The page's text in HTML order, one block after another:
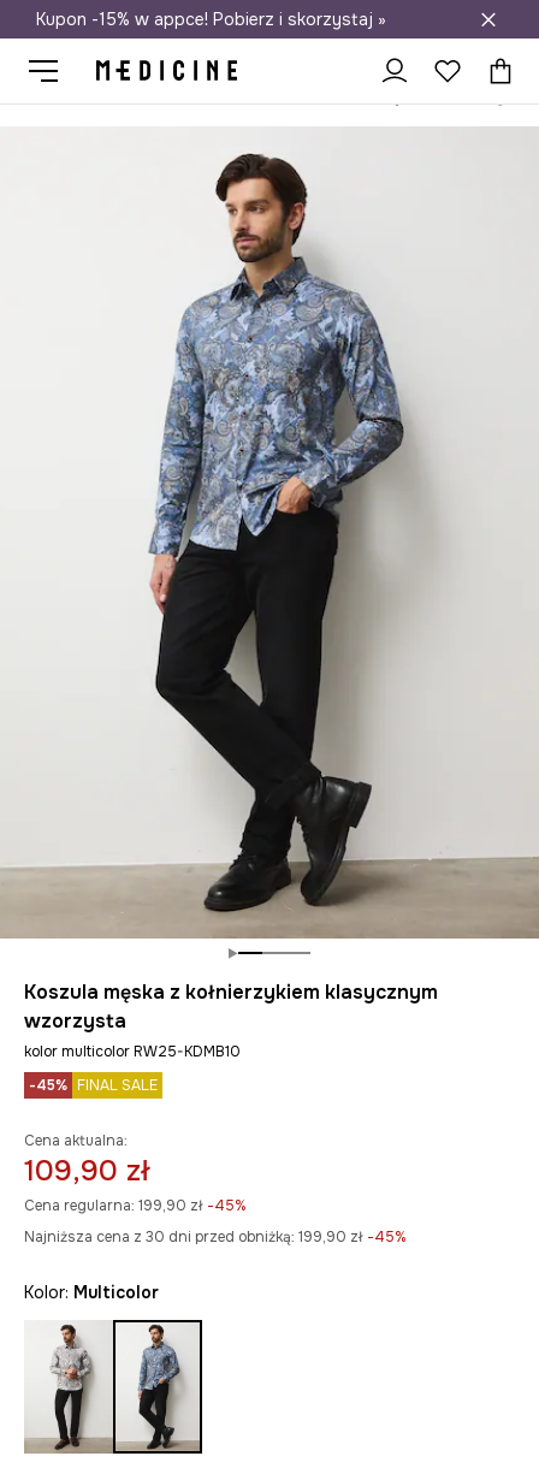
Darmowa dostawa do salonów
Kupon -15% w appce! Pobierz i skorzystaj »
Koszula męska z kołnierzykiem klasycznym
wzorzysta
kolor multicolor RW25-KDMB10
-45% FINAL SALE
Cena aktualna:
109,90 zł
Cena regularna: 199,90 zł -45%
Najniższa cena z 30 dni przed obniżką: 199,90 zł -45%
Kolor: multicolor